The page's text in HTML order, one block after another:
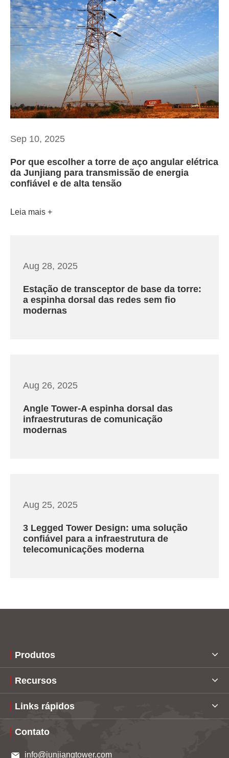
Sep 10, 2025
Por que escolher a torre de aço angular elétrica
da Junjiang para transmissão de energia
confiável e de alta tensão
Leia mais
Aug 28, 2025
Estação de transceptor de base da torre:
a espinha dorsal das redes sem fio
modernas
Aug 26, 2025
Angle Tower-A espinha dorsal das
infraestruturas de comunicação
modernas
Aug 25, 2025
3 Legged Tower Design: uma solução
confiável para a infraestrutura de
telecomunicações moderna
Produtos
Recursos
Links rápidos
Contato
info@junjiangtower.com